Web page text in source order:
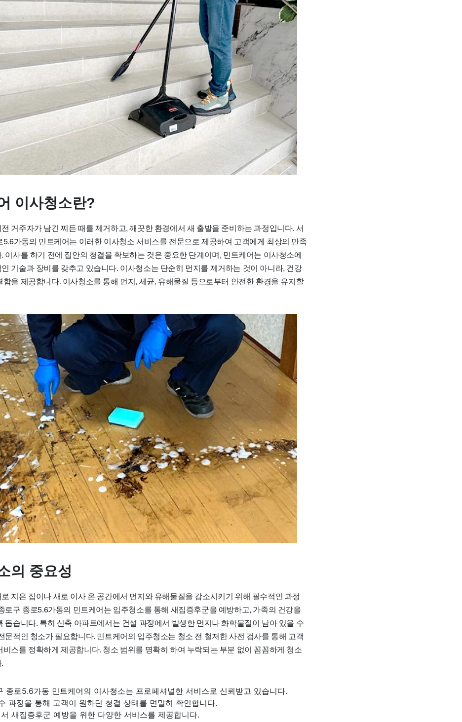
이사청소란?
거주자가 남긴 찌든 때를 제거하고, 깨끗한 환경에서 새 출발을 준비하는 과정입니다. 서
5.6가동의 민트케어는 이러한 이사청소 서비스를 전문으로 제공하여 고객에게 최상의 만족
이사를 하기 전에 집안의 청결을 확보하는 것은 중요한 단계이며, 민트케어는 이사청소에
기술과 장비를 갖추고 있습니다. 이사청소는 단순히 먼지를 제거하는 것이 아니라, 건강
함을 제공합니다. 이사청소를 통해 먼지, 세균, 유해물질 등으로부터 안전한 환경을 유지할
의 중요성
지은 집이나 새로 이사 온 공간에서 먼지와 유해물질을 감소시키기 위해 필수적인 과정
로구 종로5.6가동의 민트케어는 입주청소를 통해 새집증후군을 예방하고, 가족의 건강을
돕습니다. 특히 신축 아파트에서는 건설 과정에서 발생한 먼지나 화학물질이 남아 있을 수
문적인 청소가 필요합니다. 민트케어의 입주청소는 청소 전 철저한 사전 검사를 통해 고객
비스를 정확하게 제공합니다. 청소 범위를 명확히 하여 누락되는 부분 없이 꼼꼼하게 청소
종로5.6가동 민트케어의 이사청소는 프로페셔널한 서비스로 신뢰받고 있습니다.
과정을 통해 고객이 원하던 청결 상태를 면밀히 확인합니다.
새집증후군 예방을 위한 다양한 서비스를 제공합니다.